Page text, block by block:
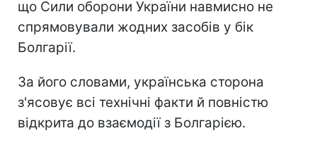
що Сили оборони України навмисно не
спрямовували жодних засобів у бік
Болгарії.
За його словами, українська сторона
з'ясовує всі технічні факти й повністю
відкрита до взаємодії з Болгарією.